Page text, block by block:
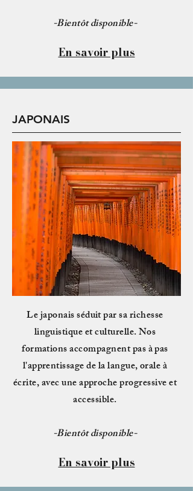
-Bientôt disponible-
En savoir plus
JAPONAIS
Le japonais séduit par sa richesse
linguistique et culturelle. Nos
formations accompagnent pas à pas
l'apprentissage de la langue, orale à
écrite, avec une approche progressive et
accessible.
-Bientôt disponible-
En savoir plus